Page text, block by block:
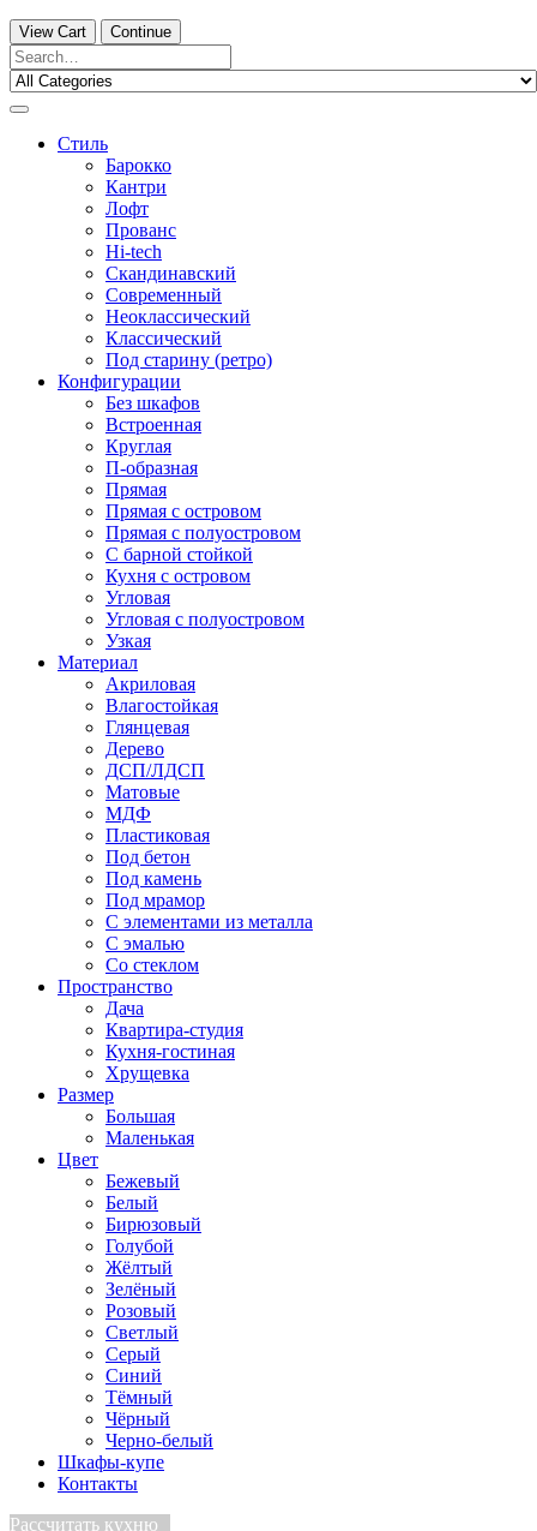
View Cart Continue
Стиль
Барокко
Кантри
Лофт
Прованс
Hi-tech
Скандинавский
Современный
Неоклассический
Классический
Под старину (ретро)
Конфигурации
Без шкафов
Встроенная
Круглая
П-образная
Прямая
Прямая с островом
Прямая с полуостровом
С барной стойкой
Кухня с островом
Угловая
Угловая с полуостровом
Узкая
Материал
Акриловая
Влагостойкая
Глянцевая
Дерево
ДСП/ЛДСП
Матовые
МДФ
Пластиковая
Под бетон
Под камень
Под мрамор
С элементами из металла
С эмалью
Со стеклом
Пространство
Дача
Квартира-студия
Кухня-гостиная
Хрущевка
Размер
Большая
Маленькая
Цвет
Бежевый
Белый
Бирюзовый
Голубой
Жёлтый
Зелёный
Розовый
Светлый
Серый
Синий
Тёмный
Чёрный
Черно-белый
Шкафы-купе
Контакты
Рассчитать кухню